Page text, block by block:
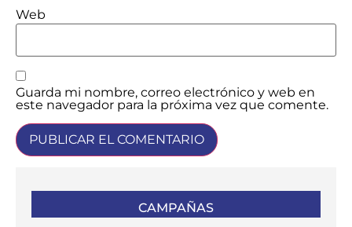
Web
Guarda mi nombre, correo electrónico y web en
este navegador para la próxima vez que comente.
CAMPAÑAS